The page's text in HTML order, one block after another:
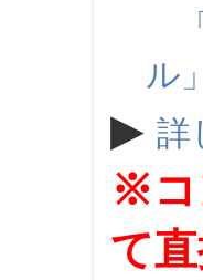
ル」
▶ 詳
※コ
て